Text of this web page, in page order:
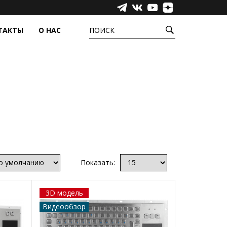
О НАС ПОИСК
Показать:
3D модель
Видеообзор